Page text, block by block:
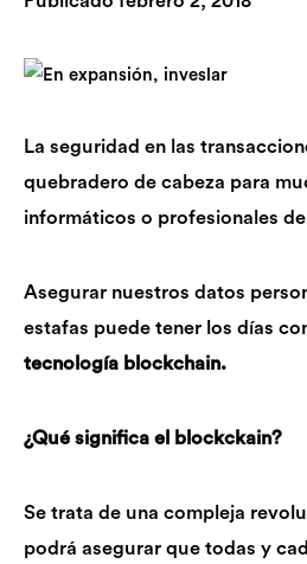
La seguridad en las
quebradero de cabeza para
informáticos o profesionales
Asegurar nuestros datos
estafas puede tener los días
tecnología blockchain.
¿Qué significa el blockckain?
Se trata de una compleja
podrá asegurar que todas y